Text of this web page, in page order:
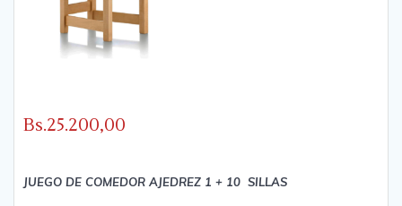
Bs.25.200,00
JUEGO DE COMEDOR AJEDREZ 1 + 10 SILLAS